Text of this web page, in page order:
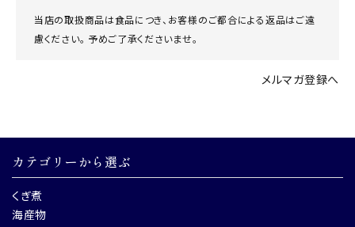
当店の取扱商品は食品につき、お客様のご都合による返品はご遠
慮ください。 予めご了承くださいませ。
メルマガ登録へ
カテゴリーから選ぶ
くぎ煮
海産物